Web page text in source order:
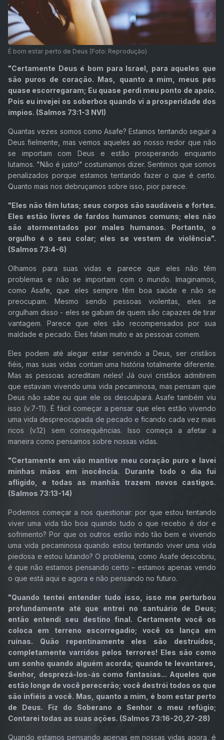
É bom estar perto de Deus (Foto: Reprodução)
"Certamente Deus é bom para Israel, para aqueles que
são puros de coração. Mas, quanto a mim, meus pés
quase escorregaram; Eu quase perdi meu ponto de apoio.
Pois eu invejei os soberbos quando vi a prosperidade dos
ímpios. (Salmos 73:1-3 NVI)
Quantas vezes somos como Asafe? Estamos tentando seguir a
Deus fielmente, mas vemos aqueles ao nosso redor que não
se importam com Deus e estão prosperando enquanto
lutamos. "Não é justo!" costumamos dizer. Sentimos que somos
penalizados porque estamos tentando fazer o que é certo.
Quanto mais nos debruçamos sobre isso, pior parece.
"Eles não têm lutas; seus corpos são saudáveis e fortes.
Eles estão livres de fardos humanos comuns; eles não
são atormentados por males humanos. Portanto, o
orgulho é o seu colar; eles se vestem de violência".
(Salmos 73:4-6)
Olhamos para suas vidas e parece que eles não têm
problemas e não se importam com o mundo. Imaginamos,
como Asafe, que eles sempre têm boa saúde e não se
preocupam. Mesmo sendo pessoas violentas, eles se
orgulham disso - eles se gabam de quem são capazes de tirar
vantagem. Parece que eles são recompensados por sua
maldade e pecado. Eles falam muito e as pessoas comem.
Eles podem até alegar estar servindo a Deus, ser cristãos
fiéis, mas suas vidas contam uma história totalmente diferente.
Mas as pessoas acreditam neles! Já ouvi cristãos admitirem
que estavam vivendo uma vida pecaminosa, mas pensam que
Deus não sabe ou que ele os desculpará. Asafe também viu
isso (v.7-11). É fácil começar a pensar que eles estão vivendo
uma vida despreocupada de pecado e ficando cada vez mais
ricos (v.12) sem consequências. Isso começa a afetar a
maneira como pensamos sobre nossas vidas.
"Certamente em vão mantive meu coração puro e lavei
minhas mãos em inocência. Durante todo o dia fui
afligido, e todas as manhãs trazem novos castigos.
(Salmos 73:13-14)
Podemos começar a nos questionar: por que estou tentando
viver uma vida tão boa quando tudo o que recebo é dor e
sofrimento? Por que os outros estão indo tão bem e vivendo
uma vida pecaminosa quando estou tentando viver uma vida
piedosa e estou lutando? O problema, como Asafe descobriu,
é que não estamos pensando certo – estamos apenas vendo
o que está aqui e agora e não pensando no futuro.
"Quando tentei entender tudo isso, isso me perturbou
profundamente até que entrei no santuário de Deus;
então entendi seu destino final. Certamente você os
coloca em terreno escorregadio; você os lança em
ruínas. Quão repentinamente eles são destruídos,
completamente varridos pelos terrores! Eles são como
um sonho quando alguém acorda; quando te levantares,
Senhor, desprezá-los-ás como fantasias... Aqueles que
estão longe de você perecerão; você destrói todos os que
são infiéis a você. Mas, quanto a mim, é bom estar perto
de Deus. Fiz do Soberano o Senhor o meu refúgio;
Contarei todas as suas ações. (Salmos 73:16-20,27-28)
Quando estamos pensando apenas em nossas vidas agora, é